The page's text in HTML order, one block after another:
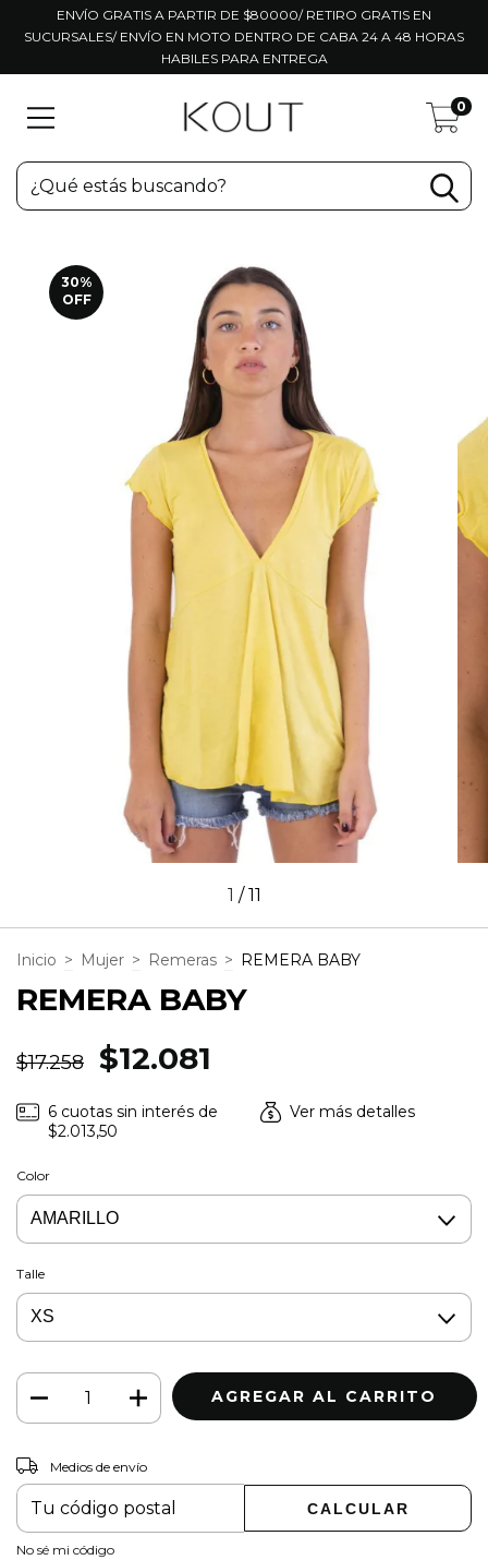
ENVÍO GRATIS A PARTIR DE $80000/ RETIRO GRATIS EN
SUCURSALES/ ENVÍO EN MOTO DENTRO DE CABA 24 A 48 HORAS
HABILES PARA ENTREGA
0
30%
OFF
1 /11
Inicio > Mujer > Remeras > REMERA BABY
REMERA BABY
$17.258 $12.081
6cuotas sin interés de
$2.013,50
Ver más detalles
Color
Talle
Entregas para el CP:
Medios de envío
CALCULAR
No sé mi código